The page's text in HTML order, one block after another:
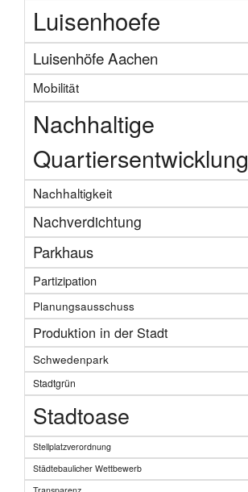
Luisenhoefe
Luisenhöfe Aachen
Mobilität
Nachhaltige
Quartiersentwicklung
Nachhaltigkeit
Nachverdichtung
Parkhaus
Partizipation
Planungsausschuss
Produktion in der Stadt
Schwedenpark
Stadtgrün
Stadtoase
Stellplatzverordnung
Städtebaulicher Wettbewerb